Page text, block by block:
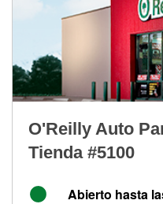
O'Reilly Auto
Tienda #5100
Abierto hasta